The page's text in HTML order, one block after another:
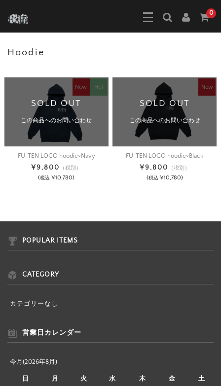
0
Hoodie
SOLD OUT
この商品へのお問い合わせ
New Hot
FU-TEN LOGO hoodie×Navy
¥9,800 （税別）
(税込 ¥10,780)
SOLD OUT
この商品へのお問い合わせ
New
FU-TEN LOGO hoodie×Black
¥9,800 （税別）
(税込 ¥10,780)
POPULAR ITEMS
CATEGORY
カテゴリーなし
営業日カレンダー
今月(2026年8月)
日 月 火 水 木 金 土